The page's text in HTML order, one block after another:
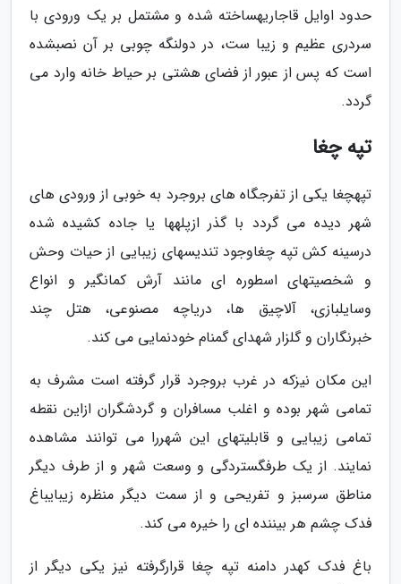
حدود اوایل قاجاریهساخته شده و مشتمل بر یک ورودی با
سردری عظیم و زیبا ست، در دولنگه چوبی بر آن نصبشده
است که پس از عبور از فضای هشتی بر حیاط خانه وارد می
گردد.
تپه چغا
تپهچغا یکی از تفرجگاه های بروجرد به خوبی از ورودی های
شهر دیده می گردد با گذر ازپلهها یا جاده کشیده شده
درسینه کش تپه چغاوجود تندیسهای زیبایی از حیات وحش
و شخصیتهای اسطوره ای مانند آرش کمانگیر و انواع
وسایلبازی، آلاچیق ها، دریاچه مصنوعی، هتل چند
خبرنگاران و گلزار شهدای گمنام خودنمایی می کند.
این مکان نیزکه در غرب بروجرد قرار گرفته است مشرف به
تمامی شهر بوده و اغلب مسافران و گردشگران ازاین نقطه
تمامی زیبایی و قابلیتهای این شهررا می توانند مشاهده
نمایند. از یک طرفگستردگی و وسعت شهر و از طرف دیگر
مناطق سرسبز و تفریحی و از سمت دیگر منظره زیبایباغ
فدک چشم هر بیننده ای را خیره می کند.
باغ فدک کهدر دامنه تپه چغا قرارگرفته نیز یکی دیگر از